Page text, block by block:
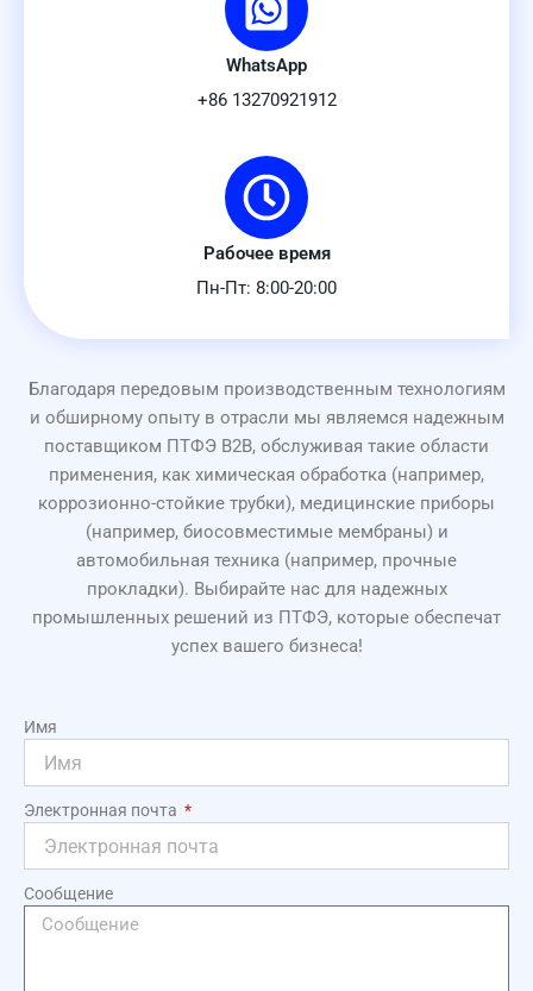
WhatsApp
+86 13270921912
Рабочее время
Пн-Пт: 8:00-20:00
Благодаря передовым производственным технологиям
и обширному опыту в отрасли мы являемся надежным
поставщиком ПТФЭ B2B, обслуживая такие области
применения, как химическая обработка (например,
коррозионно-стойкие трубки), медицинские приборы
(например, биосовместимые мембраны) и
автомобильная техника (например, прочные
прокладки). Выбирайте нас для надежных
промышленных решений из ПТФЭ, которые обеспечат
успех вашего бизнеса!
Имя
Электронная почта
Сообщение